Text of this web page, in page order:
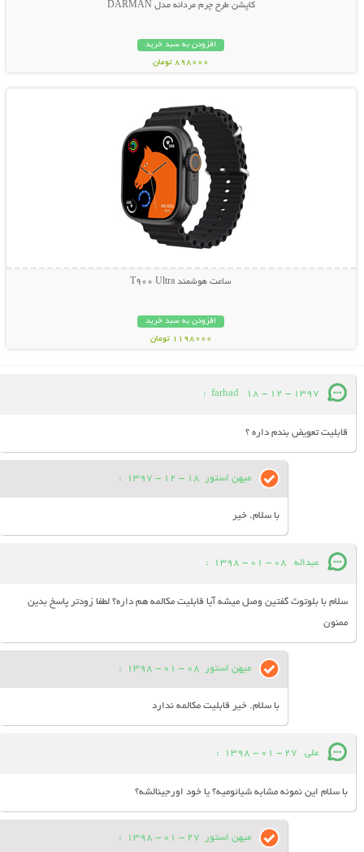
کاپشن طرح چرم مردانه مدل DARMAN
افزودن به سبد خرید
898000 تومان
ساعت هوشمند T900 Ultra
افزودن به سبد خرید
1198000 تومان
farhad 18 - 12 - 1397
:
قابلیت تعویض بندم داره ؟
میهن استور 18 - 12 - 1397
:
با سلام. خیر
عبداله 08 - 01 - 1398
:
سلام با بلوتوث گفتین وصل میشه آیا قابلیت مکالمه هم داره؟ لطفا زودتر پاسخ بدین
ممنون
میهن استور 08 - 01 - 1398
:
با سلام. خیر قابلیت مکالمه ندارد
علی 27 - 01 - 1398
:
با سلام این نمونه مشابه شیائومیه؟ یا خود اورجینالشه؟
میهن استور 27 - 01 - 1398
: